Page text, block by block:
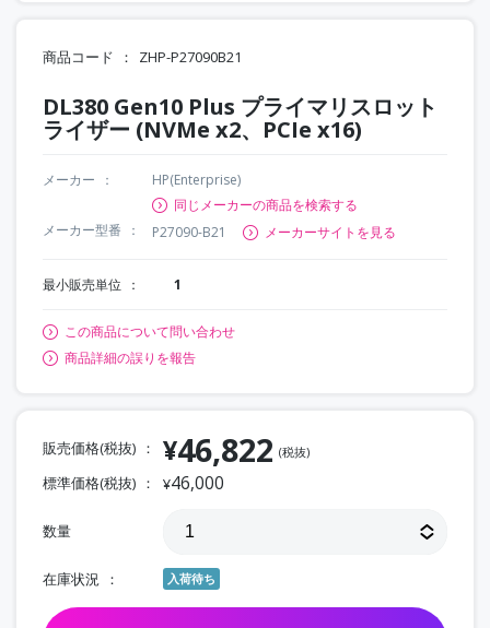
商品コード ZHP-P27090B21
DL380 Gen10 Plus プライマリスロット
ライザー (NVMe x2、PCIe x16)
メーカー
HP(Enterprise)
同じメーカーの商品を検索する
メーカー型番
P27090-B21 メーカーサイトを見る
最小販売単位 1
この商品について問い合わせ
商品詳細の誤りを報告
販売価格(税抜) ¥46,822 (税抜)
標準価格(税抜) ¥46,000
数量
在庫状況 入荷待ち